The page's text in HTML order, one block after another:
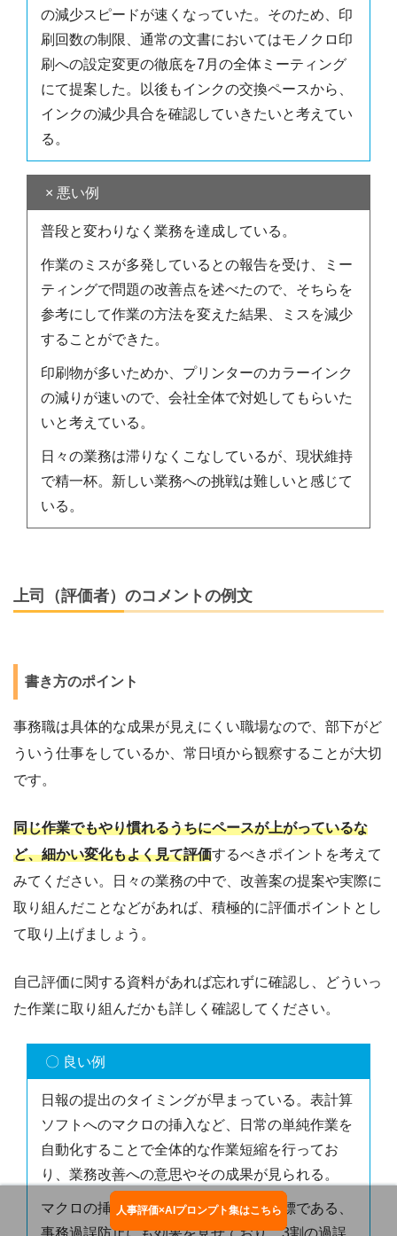
の減少スピードが速くなっていた。そのため、印
刷回数の制限、通常の文書においてはモノクロ印
刷への設定変更の徹底を7月の全体ミーティング
にて提案した。以後もインクの交換ペースから、
インクの減少具合を確認していきたいと考えてい
る。
× 悪い例
普段と変わりなく業務を達成している。
作業のミスが多発しているとの報告を受け、ミー
ティングで問題の改善点を述べたので、そちらを
参考にして作業の方法を変えた結果、ミスを減少
することができた。
印刷物が多いためか、プリンターのカラーインク
の減りが速いので、会社全体で対処してもらいた
いと考えている。
日々の業務は滞りなくこなしているが、現状維持
で精一杯。新しい業務への挑戦は難しいと感じて
いる。
上司（評価者）のコメントの例文
書き方のポイント
事務職は具体的な成果が見えにくい職場なので、部下がど
ういう仕事をしているか、常日頃から観察することが大切
です。
同じ作業でもやり慣れるうちにペースが上がっているな
ど、細かい変化もよく見て評価するべきポイントを考えて
みてください。日々の業務の中で、改善案の提案や実際に
取り組んだことなどがあれば、積極的に評価ポイントとし
て取り上げましょう。
自己評価に関する資料があれば忘れずに確認し、どういっ
た作業に取り組んだかも詳しく確認してください。
〇 良い例
日報の提出のタイミングが早まっている。表計算
ソフトへのマクロの挿入など、日常の単純作業を
自動化することで全体的な作業短縮を行ってお
り、業務改善への意思やその成果が見られる。
マクロの挿入は今年度の事務業務の目標である、
事務過誤防止にも効果を見せており、3割の過誤
お役立ち資料ダウンロード
人事評価×AIプロンプト集はこちら